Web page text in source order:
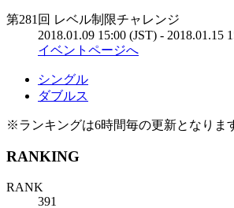
第281回 レベル制限チャレンジ
2018.01.09 15:00 (JST) - 2018.01.15
イベントページへ
シングル
ダブルス
※ランキングは6時間毎の更新となりま
RANKING
RANK
391